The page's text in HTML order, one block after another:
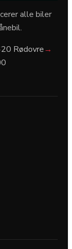
alle biler
Rødovre→